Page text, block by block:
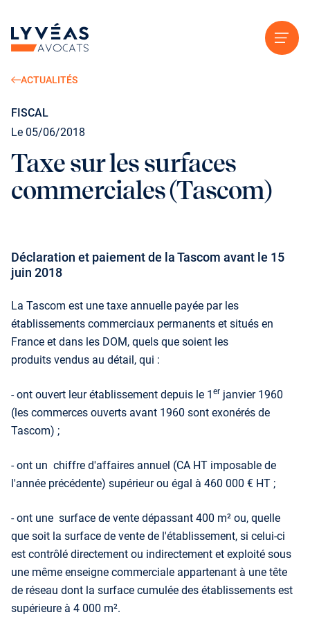
ACTUALITÉS
FISCAL
Le 05/06/2018
Taxe sur les surfaces
commerciales (Tascom)
Déclaration et paiement de la Tascom avant le 15
juin 2018
La Tascom est une taxe annuelle payée par les
établissements commerciaux permanents et situés en
France et dans les DOM, quels que soient les
produits vendus au détail, qui :
- ont ouvert leur établissement depuis le 1 er janvier 1960
(les commerces ouverts avant 1960 sont exonérés de
Tascom) ;
- ont un chiffre d'affaires annuel (CA HT imposable de
l'année précédente) supérieur ou égal à 460 000 € HT ;
- ont une surface de vente dépassant 400 m² ou, quelle
que soit la surface de vente de l'établissement, si celui-ci
est contrôlé directement ou indirectement et exploité sous
une même enseigne commerciale appartenant à une tête
de réseau dont la surface cumulée des établissements est
supérieure à 4 000 m².